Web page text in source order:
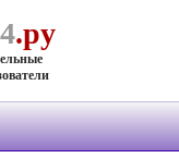
.ру